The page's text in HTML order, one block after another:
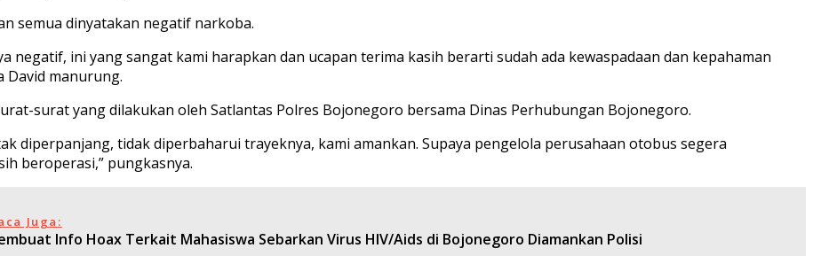
semua dinyatakan negatif narkoba.
negatif, ini yang sangat kami harapkan dan ucapan terima kasih berarti sudah ada kewaspadaan dan kepahaman
David manurung.
surat yang dilakukan oleh Satlantas Polres Bojonegoro bersama Dinas Perhubungan Bojonegoro.
diperpanjang, tidak diperbaharui trayeknya, kami amankan. Supaya pengelola perusahaan otobus segera
beroperasi,” pungkasnya.
Juga:
Info Hoax Terkait Mahasiswa Sebarkan Virus HIV/Aids di Bojonegoro Diamankan Polisi